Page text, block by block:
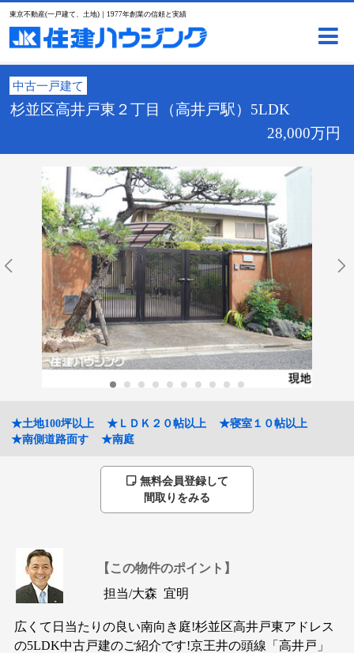
東京不動産(一戸建て、土地)｜1977年創業の信頼と実績
中古一戸建て
杉並区高井戸東２丁目（高井戸駅）5LDK
28,000万円
★土地100坪以上 ★ＬＤＫ２０帖以上
★寝室１０帖以上
★南側道路面す
★南庭
無料会員登録して
間取りをみる
【この物件のポイント】
担当/大森 宜明
広くて日当たりの良い南向き庭!杉並区高井戸東アドレス
の5LDK中古戸建のご紹介です!京王井の頭線「高井戸」